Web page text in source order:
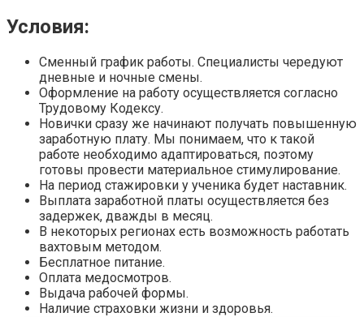
Условия:
Сменный график работы. Специалисты чередуют
дневные и ночные смены.
Оформление на работу осуществляется согласно
Трудовому Кодексу.
Новички сразу же начинают получать повышенную
заработную плату. Мы понимаем, что к такой
работе необходимо адаптироваться, поэтому
готовы провести материальное стимулирование.
На период стажировки у ученика будет наставник.
Выплата заработной платы осуществляется без
задержек, дважды в месяц.
В некоторых регионах есть возможность работать
вахтовым методом.
Бесплатное питание.
Оплата медосмотров.
Выдача рабочей формы.
Наличие страховки жизни и здоровья.